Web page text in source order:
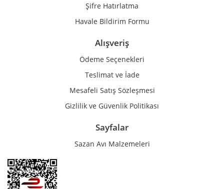
Şifre Hatırlatma
Havale Bildirim Formu
Alışveriş
Ödeme Seçenekleri
Teslimat ve İade
Mesafeli Satış Sözleşmesi
Gizlilik ve Güvenlik Politikası
Sayfalar
Sazan Avı Malzemeleri